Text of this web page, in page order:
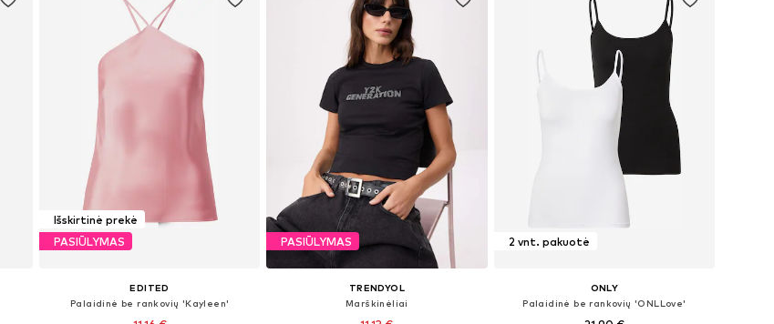
Išskirtinė prekė
PASIŪLYMAS
EDITED
Palaidinė be rankovių 'Kayleen'
PASIŪLYMAS
TRENDYOL
Marškinėliai
2 vnt. pakuotė
ONLY
Palaidinė be rankovių 'ONLLove'